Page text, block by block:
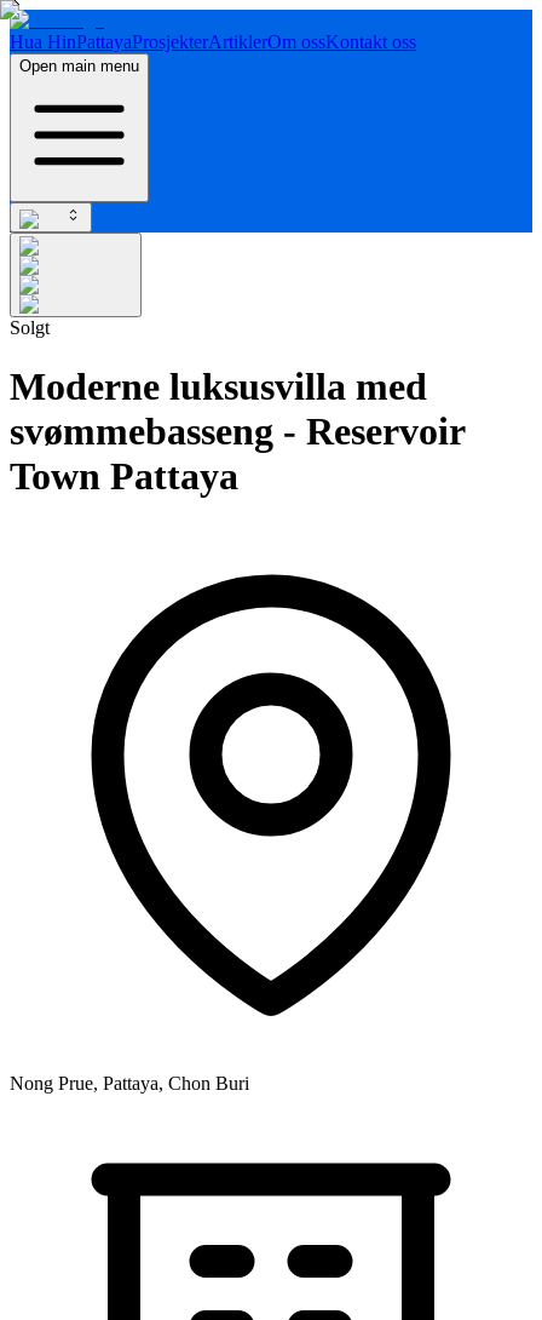
Hua HinPattayaProsjekterArtiklerOm ossKontakt oss
Open main menu
Solgt
Moderne luksusvilla med
svømmebasseng - Reservoir
Town Pattaya
Nong Prue, Pattaya, Chon Buri